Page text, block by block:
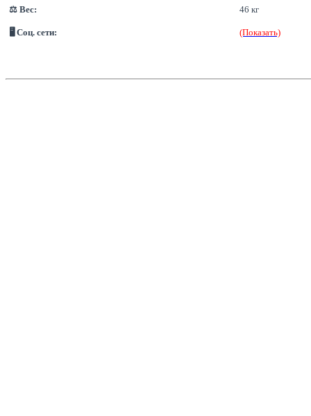
⚖ Вес: 46 кг
🖥 Соц. сети: (Показать)